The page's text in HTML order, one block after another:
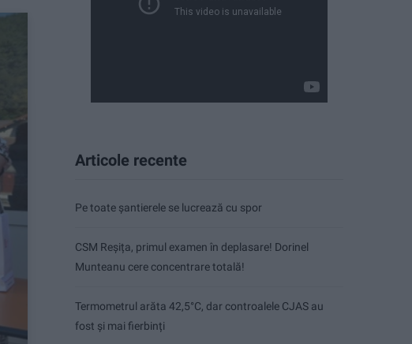
Articole recente
Pe toate șantierele se lucrează cu spor
CSM Reșița, primul examen în deplasare! Dorinel
Munteanu cere concentrare totală!
Termometrul arăta 42,5°C, dar controalele CJAS au
fost și mai fierbinți